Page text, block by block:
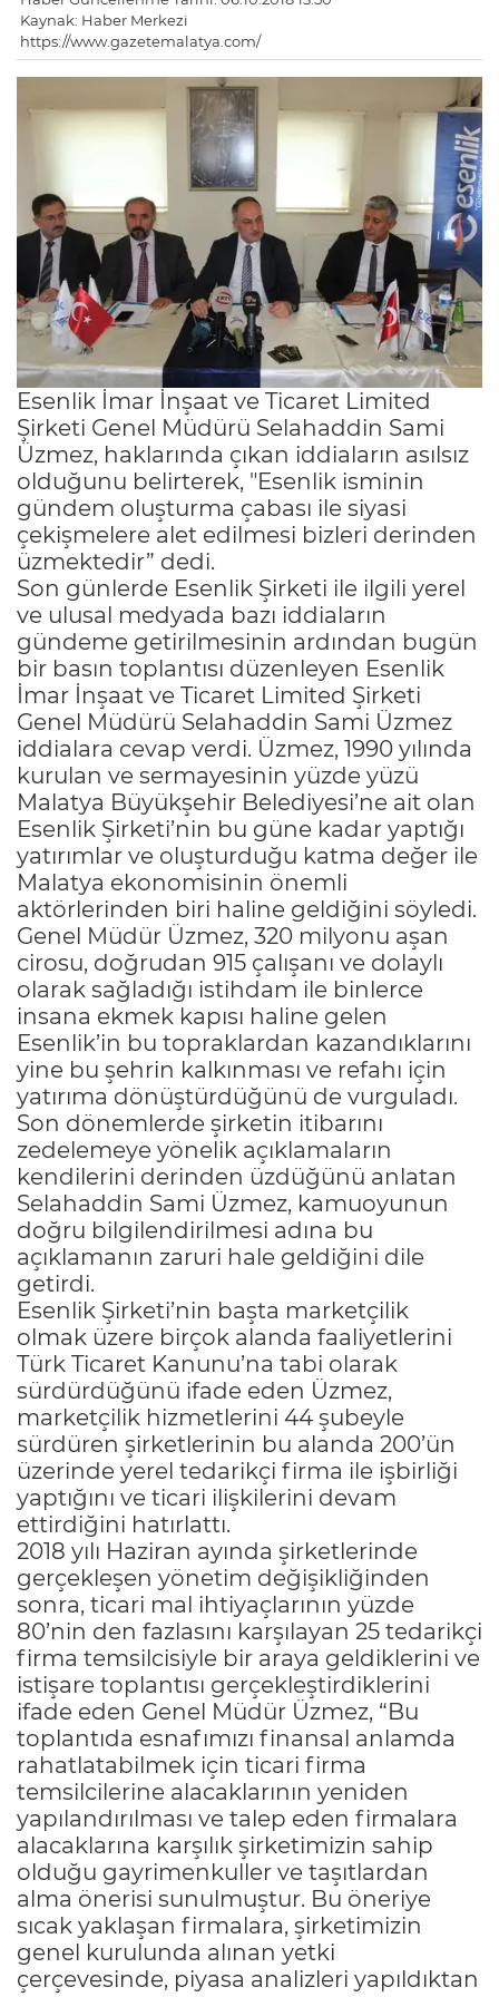
Kaynak: Haber Merkezi
https://www.gazetemalatya.com/
Esenlik İmar İnşaat ve Ticaret Limited
Şirketi Genel Müdürü Selahaddin Sami
Üzmez, haklarında çıkan iddiaların asılsız
olduğunu belirterek, "Esenlik isminin
gündem oluşturma çabası ile siyasi
çekişmelere alet edilmesi bizleri derinden
üzmektedir” dedi.
Son günlerde Esenlik Şirketi ile ilgili yerel
ve ulusal medyada bazı iddiaların
gündeme getirilmesinin ardından bugün
bir basın toplantısı düzenleyen Esenlik
İmar İnşaat ve Ticaret Limited Şirketi
Genel Müdürü Selahaddin Sami Üzmez
iddialara cevap verdi. Üzmez, 1990 yılında
kurulan ve sermayesinin yüzde yüzü
Malatya Büyükşehir Belediyesi’ne ait olan
Esenlik Şirketi’nin bu güne kadar yaptığı
yatırımlar ve oluşturduğu katma değer ile
Malatya ekonomisinin önemli
aktörlerinden biri haline geldiğini söyledi.
Genel Müdür Üzmez, 320 milyonu aşan
cirosu, doğrudan 915 çalışanı ve dolaylı
olarak sağladığı istihdam ile binlerce
insana ekmek kapısı haline gelen
Esenlik’in bu topraklardan kazandıklarını
yine bu şehrin kalkınması ve refahı için
yatırıma dönüştürdüğünü de vurguladı.
Son dönemlerde şirketin itibarını
zedelemeye yönelik açıklamaların
kendilerini derinden üzdüğünü anlatan
Selahaddin Sami Üzmez, kamuoyunun
doğru bilgilendirilmesi adına bu
açıklamanın zaruri hale geldiğini dile
getirdi.
Esenlik Şirketi’nin başta marketçilik
olmak üzere birçok alanda faaliyetlerini
Türk Ticaret Kanunu’na tabi olarak
sürdürdüğünü ifade eden Üzmez,
marketçilik hizmetlerini 44 şubeyle
sürdüren şirketlerinin bu alanda 200’ün
üzerinde yerel tedarikçi firma ile işbirliği
yaptığını ve ticari ilişkilerini devam
ettirdiğini hatırlattı.
2018 yılı Haziran ayında şirketlerinde
gerçekleşen yönetim değişikliğinden
sonra, ticari mal ihtiyaçlarının yüzde
80’nin den fazlasını karşılayan 25 tedarikçi
firma temsilcisiyle bir araya geldiklerini ve
istişare toplantısı gerçekleştirdiklerini
ifade eden Genel Müdür Üzmez, “Bu
toplantıda esnafımızı finansal anlamda
rahatlatabilmek için ticari firma
temsilcilerine alacaklarının yeniden
yapılandırılması ve talep eden firmalara
alacaklarına karşılık şirketimizin sahip
olduğu gayrimenkuller ve taşıtlardan
alma önerisi sunulmuştur. Bu öneriye
sıcak yaklaşan firmalara, şirketimizin
genel kurulunda alınan yetki
çerçevesinde, piyasa analizleri yapıldıktan